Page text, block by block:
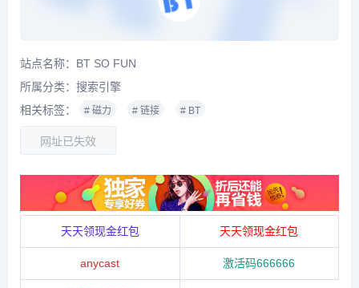
站点名称：BT SO FUN
所属分类： 搜索引擎
相关标签：
# 磁力 # 链接 # BT
网址已失效
天天领现金红包 天天领现金红包
anycast 激活码666666